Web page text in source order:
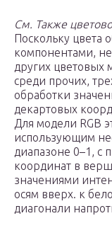
См. Также
Поскольку цвета
компонентами,
других цветовых
среди прочих,
обработки
декартовых
Для модели RGB
использующим
диапазоне 0–1, с
координат в
значениями
осям вверх. к
диагонали